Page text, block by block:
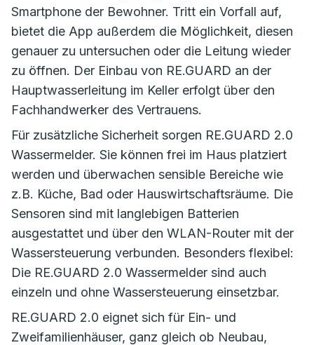
Smartphone der Bewohner. Tritt ein Vorfall auf,
bietet die App außerdem die Möglichkeit, diesen
genauer zu untersuchen oder die Leitung wieder
zu öffnen. Der Einbau von RE.GUARD an der
Hauptwasserleitung im Keller erfolgt über den
Fachhandwerker des Vertrauens.
Für zusätzliche Sicherheit sorgen RE.GUARD 2.0
Wassermelder. Sie können frei im Haus platziert
werden und überwachen sensible Bereiche wie
z.B. Küche, Bad oder Hauswirtschaftsräume. Die
Sensoren sind mit langlebigen Batterien
ausgestattet und über den WLAN-Router mit der
Wassersteuerung verbunden. Besonders flexibel:
Die RE.GUARD 2.0 Wassermelder sind auch
einzeln und ohne Wassersteuerung einsetzbar.
RE.GUARD 2.0 eignet sich für Ein- und
Zweifamilienhäuser, ganz gleich ob Neubau,